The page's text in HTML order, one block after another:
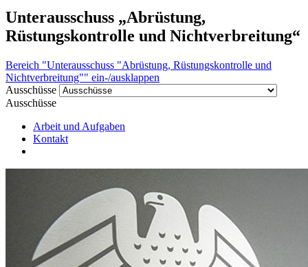
Unterausschuss „Abrüstung,
Rüstungskontrolle und Nichtverbreitung“
Bereich "Unterausschuss "Abrüstung, Rüstungskontrolle und
Nichtverbreitung"" ein-/ausklappen
Ausschüsse
Ausschüsse
Arbeit und Aufgaben
Kontakt